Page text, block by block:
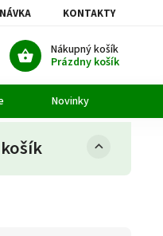
KONTAKTY
Nákupný košík
Prázdny košík
Novinky